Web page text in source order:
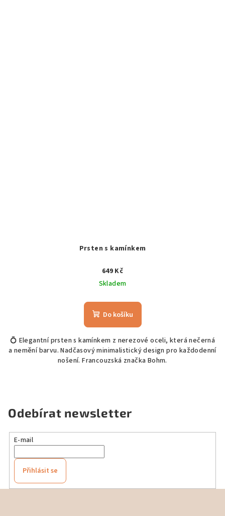
Prsten s kamínkem
649 Kč
Skladem
Do košíku
💍 Elegantní prsten s kamínkem z nerezové oceli, která nečerná
a nemění barvu. Nadčasový minimalistický design pro každodenní
nošení. Francouzská značka Bohm.
Odebírat newsletter
E-mail
Přihlásit se